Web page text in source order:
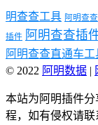
明查查工具 阿明查
插件 阿明查查插
阿明查查直通车工
© 2022 阿明数据 |
本站为阿明插件
程，如有侵权请联